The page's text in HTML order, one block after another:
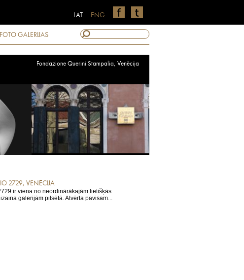
ENG
LAT
FOTO GALERIJAS
Fondazione Querini Stampalia, Venēcija
2729, VENĒCIJA
ir viena no neordinārākajām lietišķās
galerijām pilsētā. Atvērta pavisam...